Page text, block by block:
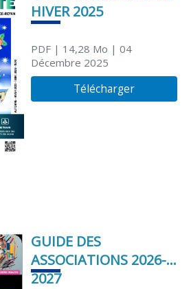
HIVER 2025
PDF| 14,28 Mo | 04
Décembre 2025
Télécharger
GUIDE DES
ASSOCIATIONS 2026-
2027